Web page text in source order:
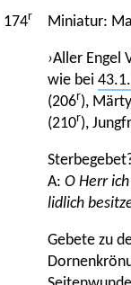
174r Miniatur:
›Aller Engel
wie bei
(206r),
(210r),
A: O Herr
lidlich
Gebete zu